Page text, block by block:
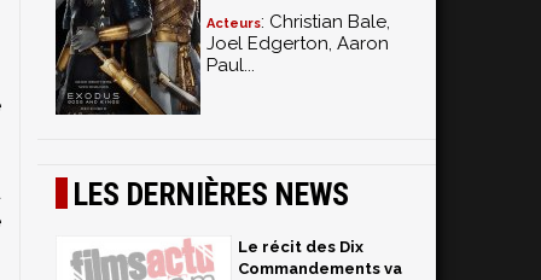
Acteurs: Christian Bale,
Joel Edgerton, Aaron
Paul...
LES DERNIÈRES NEWS
Le récit des Dix
Commandements va